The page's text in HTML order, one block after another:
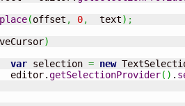
(offset , 0,
  text
) ;
)
var selection = new
			editor.
getSelectionProvider( ) .